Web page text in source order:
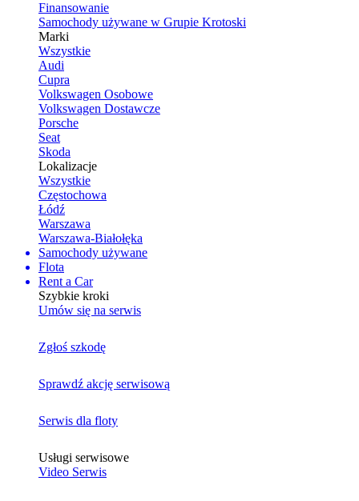
Finansowanie
Samochody używane w Grupie Krotoski
Marki
Wszystkie
Audi
Cupra
Volkswagen Osobowe
Volkswagen Dostawcze
Porsche
Seat
Skoda
Lokalizacje
Wszystkie
Częstochowa
Łódź
Warszawa
Warszawa-Białołęka
Samochody używane
Flota
Rent a Car
Szybkie kroki
Umów się na serwis
Zgłoś szkodę
Sprawdź akcję serwisową
Serwis dla floty
Usługi serwisowe
Video Serwis